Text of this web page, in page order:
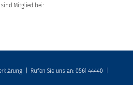
sind Mitglied bei:
Rufen Sie uns an: 0561 44440